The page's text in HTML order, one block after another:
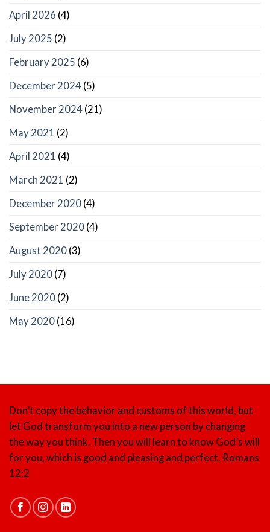
April 2026 (4)
July 2025 (2)
February 2025 (6)
December 2024 (5)
November 2024 (21)
May 2021 (2)
April 2021 (4)
March 2021 (2)
December 2020 (4)
September 2020 (4)
August 2020 (3)
July 2020 (7)
June 2020 (2)
May 2020 (16)
Don’t copy the behavior and customs of this world, but
let God transform you into a new person by changing
the way you think. Then you will learn to know God’s will
for you, which is good and pleasing and perfect. Romans
12:2